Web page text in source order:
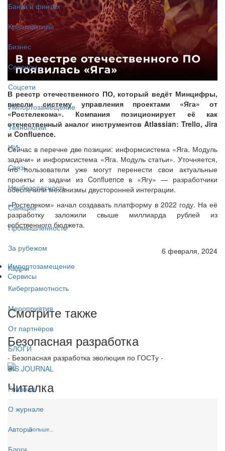
Банки и финтех
Криптоактивы
Бизнес
Сервисы
Соцсети
Импортозамещение
Технологии
ИИ
Связь
Нацбезопасность
Санкции
Промышленность
За рубежом
Кадры
Киберграмотность
Мероприятия
От партнёров
БЛОГИ
BIS JOURNAL
Главная
О журнале
Авторы
Блоги
В реестр отечественного ПО, который ведёт Минцифры,
внесли систему управления проектами «Яга» от
«Ростелекома». Компания позиционирует её как
отечественный аналог инструментов Atlassian: Trello, Jira
и Confluence.
Сейчас в перечне две позиции: информсистема «Яга. Модуль
задачи» и информсистема «Яга. Модуль статьи». Уточняется,
что пользователи уже могут перенести свои актуальные
проекты и задачи из Confluence в «Ягу» — разработчики
обеспечили механизмы двусторонней интеграции.
«Ростелеком» начал создавать платформу в 2022 году. На её
разработку заложили свыше миллиарда рублей из
собственного бюджета.
6 февраля, 2024
Импортозамещение
Сервисы
Смотрите также
Безопасная разработка
- Безопасная разработка эволюция по ГОСТу -
Читалка
Больше...